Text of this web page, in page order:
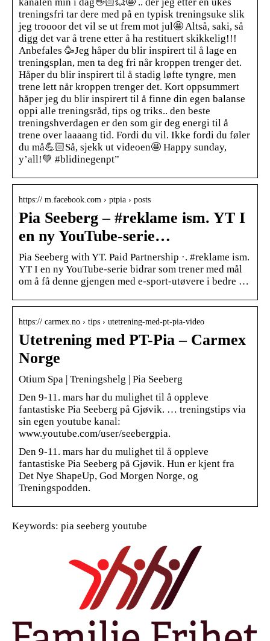
treningsfri tar dere med på en typisk treningsuke slik
jeg troooor det vil se ut frem mot jul🤩 Altså, saki, så
digg det var å trene etter å ha restituert skikkelig!!!
Anbefales 🥳Jeg håper du blir inspirert til å lage en
treningsplan, men ta deg fri når kroppen trenger det.
Håper du blir inspirert til å stadig løfte tyngre, men
trene lett når kroppen trenger det. Kort oppsummert
håper jeg du blir inspirert til å finne din egen balanse
oppi alle treningsråd, tips og triks.. den beste
treningshverdagen er den som gir deg energi til å
trene over laaaang tid. Fordi du vil. Ikke fordi du føler
du må💪🏻Så, sjekk ut videoen🤩 Happy sunday,
y’all!💚 #blidinegenpt”
https:// m.facebook.com › ptpia › posts
Pia Seeberg – #reklame ism. YT I
en ny YouTube-serie…
Pia Seeberg with YT. Paid Partnership ·. #reklame ism.
YT I en ny YouTube-serie bidrar som trener med mål
om å få denne gjengen med e-sport-utøvere i bedre …
https:// carmex.no › tips › utetrening-med-pt-pia-video
Utetrening med PT-Pia – Carmex
Norge
Otium Spa | Treningshelg | Pia Seeberg
Den 9-11. mars har du mulighet til å oppleve
fantastiske Pia Seeberg på Gjøvik. … treningstips via
sin egen youtube kanal:
www.youtube.com/user/seebergpia.
Den 9-11. mars har du mulighet til å oppleve
fantastiske Pia Seeberg på Gjøvik. Hun er kjent fra
Det Nye ShapeUp, God Morgen Norge, og
Treningspodden.
Keywords: pia seeberg youtube